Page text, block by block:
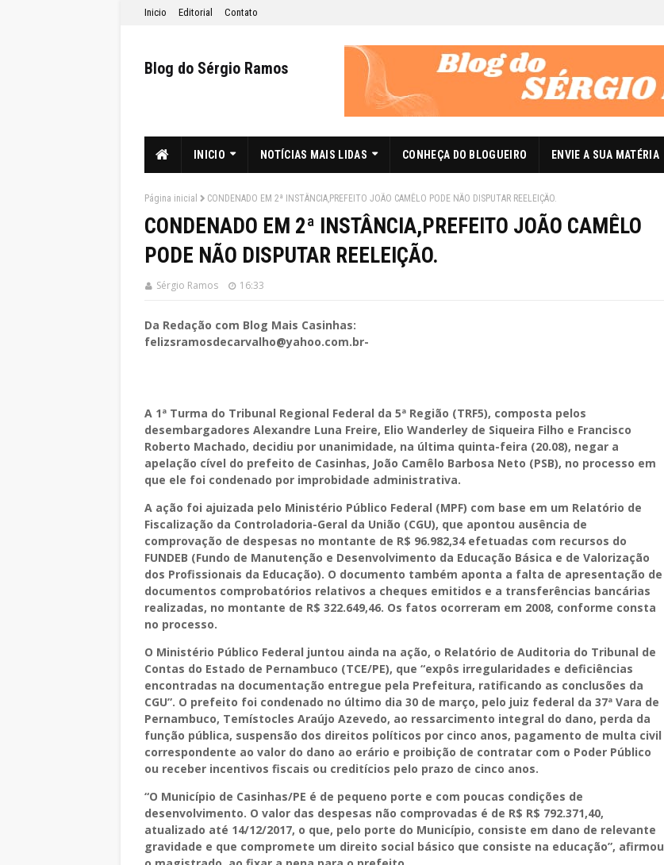
Inicio Editorial Contato
Blog do Sérgio Ramos
INICIO NOTÍCIAS MAIS LIDAS CONHEÇA DO BLOGUEIRO ENVIE A SUA MATÉRIA
Página inicial CONDENADO EM 2ª INSTÂNCIA,PREFEITO JOÃO CAMÊLO PODE NÃO DISPUTAR REELEIÇÃO.
CONDENADO EM 2ª INSTÂNCIA,PREFEITO JOÃO CAMÊLO
PODE NÃO DISPUTAR REELEIÇÃO.
Sérgio Ramos 16:33
Da Redação com Blog Mais Casinhas:
felizsramosdecarvalho@yahoo.com.br-
A 1ª Turma do Tribunal Regional Federal da 5ª Região (TRF5), composta pelos
desembargadores Alexandre Luna Freire, Elio Wanderley de Siqueira Filho e Francisco
Roberto Machado, decidiu por unanimidade, na última quinta-feira (20.08), negar a
apelação cível do prefeito de Casinhas, João Camêlo Barbosa Neto (PSB), no processo em
que ele foi condenado por improbidade administrativa.
A ação foi ajuizada pelo Ministério Público Federal (MPF) com base em um Relatório de
Fiscalização da Controladoria-Geral da União (CGU), que apontou ausência de
comprovação de despesas no montante de R$ 96.982,34 efetuadas com recursos do
FUNDEB (Fundo de Manutenção e Desenvolvimento da Educação Básica e de Valorização
dos Profissionais da Educação). O documento também aponta a falta de apresentação de
documentos comprobatórios relativos a cheques emitidos e a transferências bancárias
realizadas, no montante de R$ 322.649,46. Os fatos ocorreram em 2008, conforme consta
no processo.
O Ministério Público Federal juntou ainda na ação, o Relatório de Auditoria do Tribunal de
Contas do Estado de Pernambuco (TCE/PE), que “expôs irregularidades e deficiências
encontradas na documentação entregue pela Prefeitura, ratificando as conclusões da
CGU”. O prefeito foi condenado no último dia 30 de março, pelo juiz federal da 37ª Vara de
Pernambuco, Temístocles Araújo Azevedo, ao ressarcimento integral do dano, perda da
função pública, suspensão dos direitos políticos por cinco anos, pagamento de multa civil
correspondente ao valor do dano ao erário e proibição de contratar com o Poder Público
ou receber incentivos fiscais ou creditícios pelo prazo de cinco anos.
“O Município de Casinhas/PE é de pequeno porte e com poucas condições de
desenvolvimento. O valor das despesas não comprovadas é de R$ R$ 792.371,40,
atualizado até 14/12/2017, o que, pelo porte do Município, consiste em dano de relevante
gravidade e que compromete um direito social básico que consiste na educação”, afirmou